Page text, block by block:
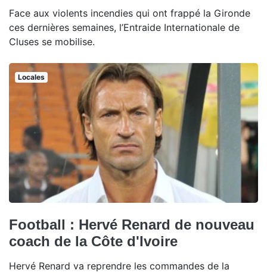
Face aux violents incendies qui ont frappé la Gironde
ces dernières semaines, l’Entraide Internationale de
Cluses se mobilise.
Locales
Football : Hervé Renard de nouveau
coach de la Côte d'Ivoire
Hervé Renard va reprendre les commandes de la